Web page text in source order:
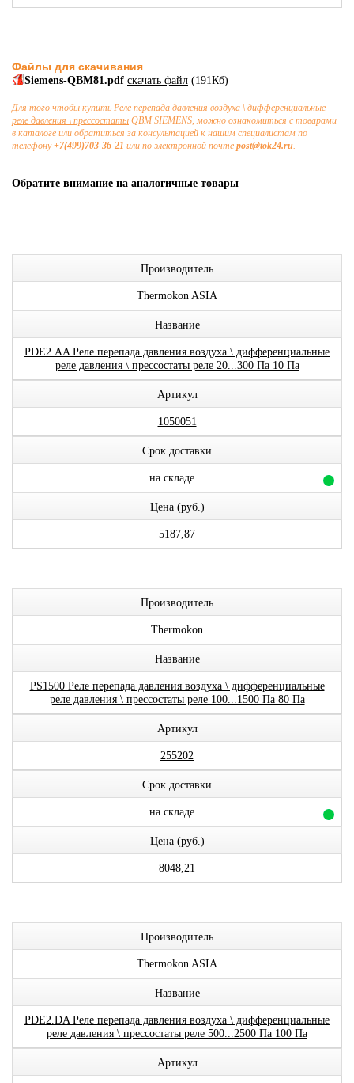
Файлы для скачивания
Siemens-QBM81.pdf скачать файл (191Кб)
Для того чтобы купить Реле перепада давления воздуха \ дифференциальные
реле давления \ прессостаты QBM SIEMENS, можно ознакомиться с товарами
в каталоге или обратиться за консультацией к нашим специалистам по
телефону+7(499)703-36-21 или по электронной почте post@tok24.ru.
Обратите внимание на аналогичные товары
Производитель
Thermokon ASIA
Название
PDE2.AA Реле перепада давления воздуха \ дифференциальные
реле давления \ прессостаты реле 20...300 Па 10 Па
Артикул
1050051
Срок доставки
на складе
Цена (руб.)
5187,87
Производитель
Thermokon
Название
PS1500 Реле перепада давления воздуха \ дифференциальные
реле давления \ прессостаты реле 100...1500 Па 80 Па
Артикул
255202
Срок доставки
на складе
Цена (руб.)
8048,21
Производитель
Thermokon ASIA
Название
PDE2.DA Реле перепада давления воздуха \ дифференциальные
реле давления \ прессостаты реле 500...2500 Па 100 Па
Артикул